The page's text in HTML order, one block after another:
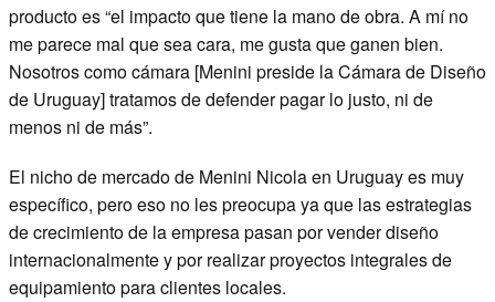
producto es “el impacto que tiene la mano de obra. A mí no
me parece mal que sea cara, me gusta que ganen bien.
Nosotros como cámara [Menini preside la Cámara de Diseño
de Uruguay] tratamos de defender pagar lo justo, ni de
menos ni de más”.
El nicho de mercado de Menini Nicola en Uruguay es muy
específico, pero eso no les preocupa ya que las estrategias
de crecimiento de la empresa pasan por vender diseño
internacionalmente y por realizar proyectos integrales de
equipamiento para clientes locales.